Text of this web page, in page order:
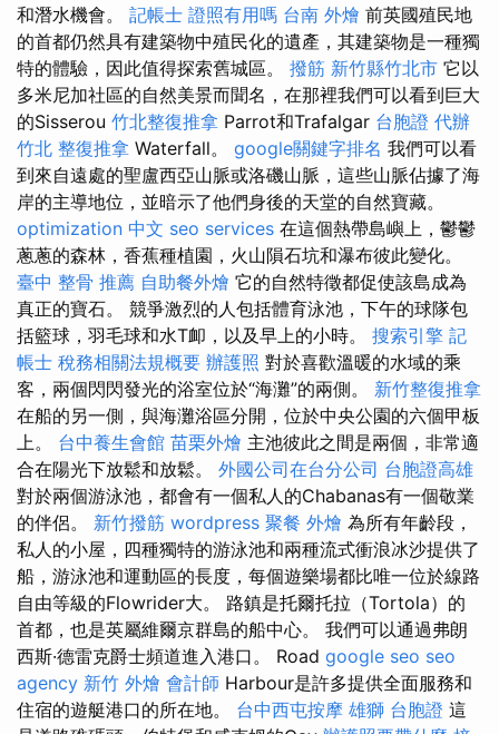
和潛水機會。 記帳士 證照有用嗎 台南 外燴 前英國殖民地
的首都仍然具有建築物中殖民化的遺產，其建築物是一種獨
特的體驗，因此值得探索舊城區。 撥筋 新竹縣竹北市 它以
多米尼加社區的自然美景而聞名，在那裡我們可以看到巨大
的Sisserou 竹北整復推拿 Parrot和Trafalgar 台胞證 代辦
竹北 整復推拿 Waterfall。 google關鍵字排名 我們可以看
到來自遠處的聖盧西亞山脈或洛磯山脈，這些山脈佔據了海
岸的主導地位，並暗示了他們身後的天堂的自然寶藏。
optimization 中文 seo services 在這個熱帶島嶼上，鬱鬱
蔥蔥的森林，香蕉種植​​園，火山隕石坑和瀑布彼此變化。
臺中 整骨 推薦 自助餐外燴 它的自然特徵都促使該島成為
真正的寶石。 競爭激烈的人包括體育泳池，下午的球隊包
括籃球，羽毛球和水T卹，以及早上的小時。 搜索引擎 記
帳士 稅務相關法規概要 辦護照 對於喜歡溫暖的水域的乘
客，兩個閃閃發光的浴室位於“海灘”的兩側。 新竹整復推拿
在船的另一側，與海灘浴區分開，位於中央公園的六個甲板
上。 台中養生會館 苗栗外燴 主池彼此之間是兩個，非常適
合在陽光下放鬆和放鬆。 外國公司在台分公司 台胞證高雄
對於兩個游泳池，都會有一個私人的Chabanas有一個敬業
的伴侶。 新竹撥筋 wordpress 聚餐 外燴 為所有年齡段，
私人的小屋，四種獨特的游泳池和兩種流式衝浪冰沙提供了
船，游泳池和運動區的長度，每個遊樂場都比唯一位於線路
自由等級的Flowrider大。 路鎮是托爾托拉（Tortola）的
首都，也是英屬維爾京群島的船中心。 我們可以通過弗朗
西斯·德雷克爵士頻道進入港口。 Road google seo seo
agency 新竹 外燴 會計師 Harbour是許多提供全面服務和
住宿的遊艇港口的所在地。 台中西屯按摩 雄獅 台胞證 這